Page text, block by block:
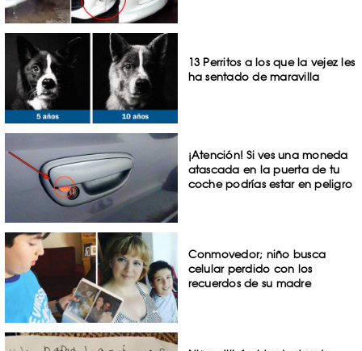
13 Perritos a los que la vejez les
ha sentado de maravilla
¡Atención! Si ves una moneda
atascada en la puerta de tu
coche podrías estar en peligro
Conmovedor; niño busca
celular perdido con los
recuerdos de su madre